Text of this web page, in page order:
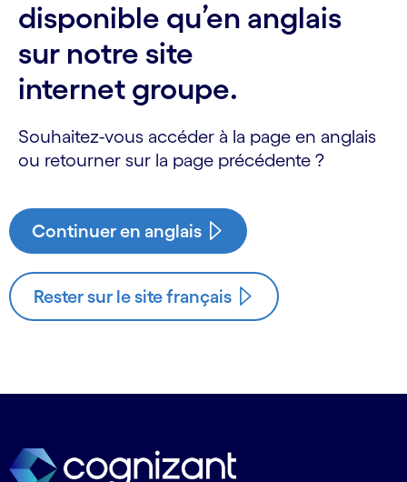
disponible qu’en anglais
sur notre site
internet groupe.
Souhaitez-vous accéder à la page en anglais
ou retourner sur la page précédente ?
Continuer en anglais
Rester sur le site français